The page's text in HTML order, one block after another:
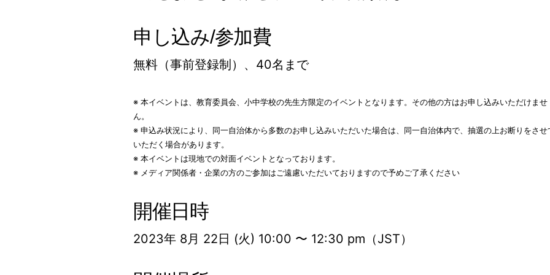
申し込み/参加費
無料（事前登録制）、40名まで
※ 本イベントは、教育委員会、小中学校の先生方限定のイベントとなります。その他の方はお申し込みいただけませ
ん。
※ 申込み状況により、同一自治体から多数のお申し込みいただいた場合は、同一自治体内で、抽選の上お断りをさせ
いただく場合があります。
※ 本イベントは現地での対面イベントとなっております。
※ メディア関係者・企業の方のご参加はご遠慮いただいておりますので予めご了承ください
開催日時
2023年 8月 22日 (火) 10:00 〜 12:30 pm（JST）